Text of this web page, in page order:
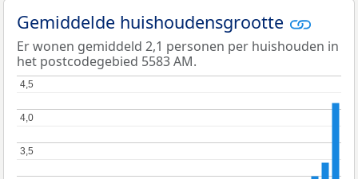
Gemiddelde huishoudensgrootte
Er wonen gemiddeld 2,1 personen per huishouden in
het postcodegebied 5583 AM.
3,5
3,5
4,0
4,0
4,5
4,5